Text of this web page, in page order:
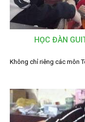
HỌC ĐÀN
Không chỉ riêng các môn